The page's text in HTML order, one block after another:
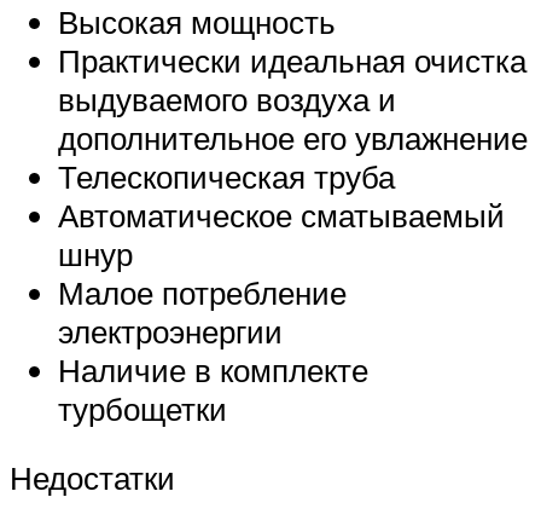
Высокая мощность
Практически идеальная очистка
выдуваемого воздуха и
дополнительное его увлажнение
Телескопическая труба
Автоматическое сматываемый
шнур
Малое потребление
электроэнергии
Наличие в комплекте
турбощетки
Недостатки